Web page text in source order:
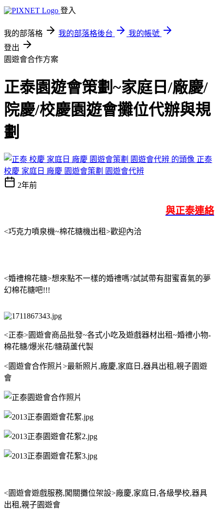
登入
我的部落格 我的部落格後台
我的帳號
登出
園遊會合作方案
正泰園遊會策劃~家庭日/廠慶/
院慶/校慶園遊會攤位代辦與規
劃
正泰
校慶 家庭日 廠慶 園遊會策劃 園遊會代辨
2年前
與正泰連絡
<巧克力噴泉機~棉花糖機出租>歡迎內洽
<婚禮棉花糖>想來點不一樣的婚禮嗎?試試帶有甜蜜喜氣的夢
幻棉花糖吧!!!
<正泰>園遊會商品批發~各式小吃及遊戲器材出租~婚禮小物-
棉花糖/爆米花/糖葫蘆代製
<園遊會合作照片>最新照片,廠慶,家庭日,器具出租,親子園遊
會
<園遊會遊戲服務,闖關攤位架設>廠慶,家庭日,各級學校,器具
出租,親子園遊會